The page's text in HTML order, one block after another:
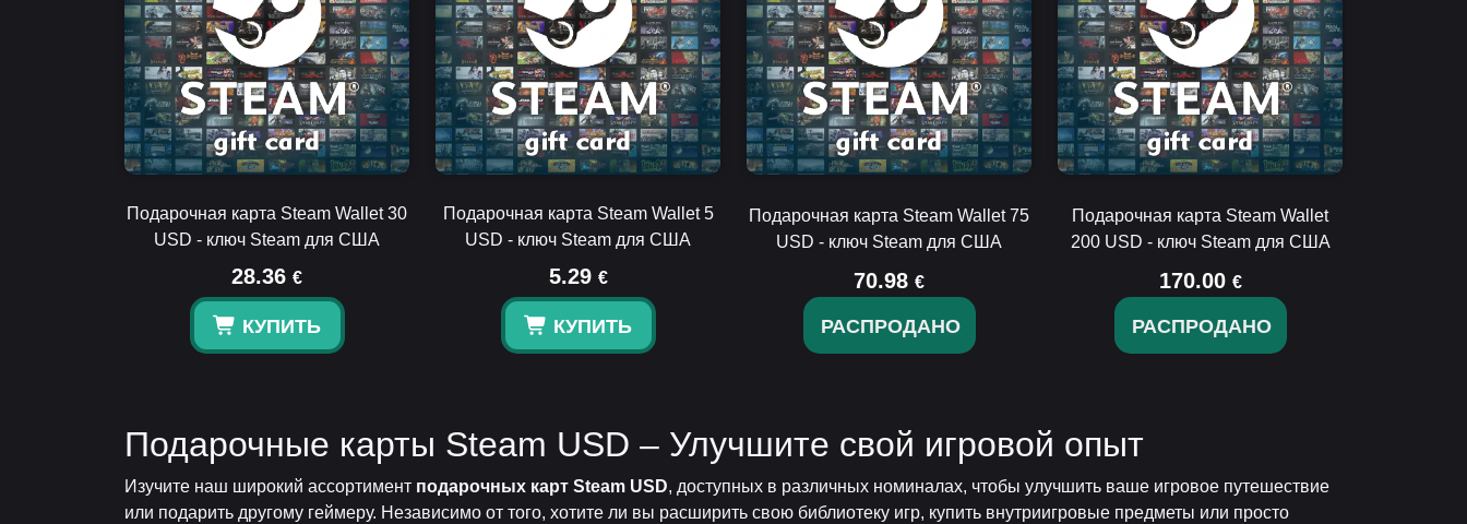
Подарочная карта Steam Wallet 30
USD - ключ Steam для США
28.36 €
КУПИТЬ
Подарочная карта Steam Wallet 5
USD - ключ Steam для США
5.29 €
КУПИТЬ
Подарочная карта Steam Wallet 75
USD - ключ Steam для США
70.98 €
РАСПРОДАНО
Подарочная карта Steam Wallet
200 USD - ключ Steam для США
170.00 €
РАСПРОДАНО
Подарочные карты Steam USD – Улучшите свой игровой опыт
Изучите наш широкий ассортимент подарочных карт Steam USD, доступных в различных номиналах, чтобы улучшить ваше игровое путешествие
или подарить другому геймеру. Независимо от того, хотите ли вы расширить свою библиотеку игр, купить внутриигровые предметы или просто